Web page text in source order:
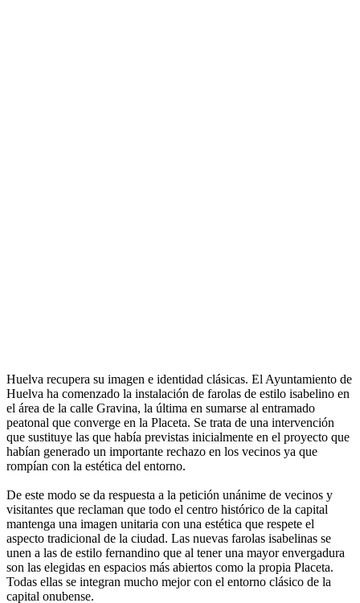
Huelva recupera su imagen e identidad clásicas. El Ayuntamiento de
Huelva ha comenzado la instalación de farolas de estilo isabelino en
el área de la calle Gravina, la última en sumarse al entramado
peatonal que converge en la Placeta. Se trata de una intervención
que sustituye las que había previstas inicialmente en el proyecto que
habían generado un importante rechazo en los vecinos ya que
rompían con la estética del entorno.
De este modo se da respuesta a la petición unánime de vecinos y
visitantes que reclaman que todo el centro histórico de la capital
mantenga una imagen unitaria con una estética que respete el
aspecto tradicional de la ciudad. Las nuevas farolas isabelinas se
unen a las de estilo fernandino que al tener una mayor envergadura
son las elegidas en espacios más abiertos como la propia Placeta.
Todas ellas se integran mucho mejor con el entorno clásico de la
capital onubense.